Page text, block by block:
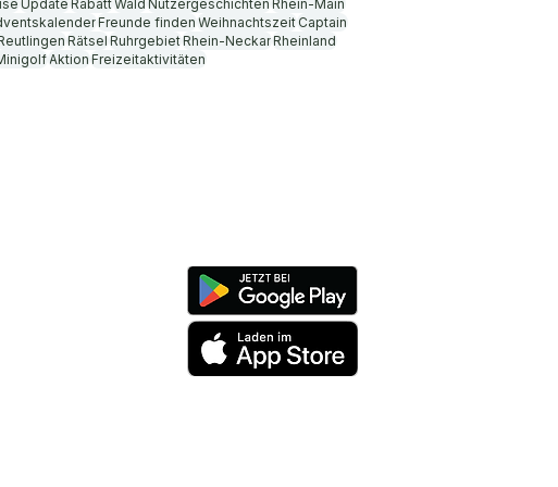
Update RabattWald Nutzergeschichten Rhein-Main
Freunde finden WeihnachtszeitCaptain
Rätsel RuhrgebietRhein-NeckarRheinland
Aktion Freizeitaktivitäten